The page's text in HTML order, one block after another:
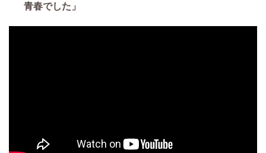
青春でした」